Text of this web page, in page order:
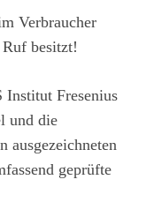
Verbraucher
besitzt!
Institut Fresenius
und die
ausgezeichneten
geprüfte